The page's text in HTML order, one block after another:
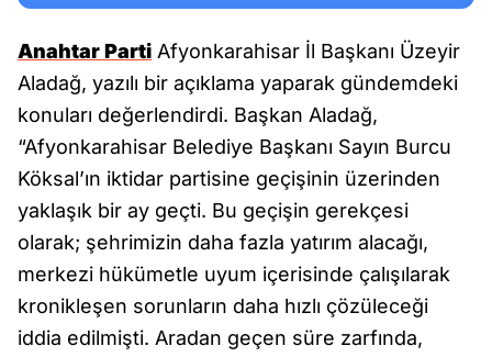
Anahtar Parti Afyonkarahisar İl Başkanı Üzeyir
Aladağ, yazılı bir açıklama yaparak gündemdeki
konuları değerlendirdi. Başkan Aladağ,
“Afyonkarahisar Belediye Başkanı Sayın Burcu
Köksal’ın iktidar partisine geçişinin üzerinden
yaklaşık bir ay geçti. Bu geçişin gerekçesi
olarak; şehrimizin daha fazla yatırım alacağı,
merkezi hükümetle uyum içerisinde çalışılarak
kronikleşen sorunların daha hızlı çözüleceği
iddia edilmişti. Aradan geçen süre zarfında,